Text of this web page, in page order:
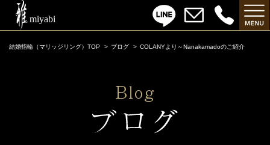
結婚指輪（マリッジリング）TOP ブログ COLANYより～Nanakamadoのご紹介